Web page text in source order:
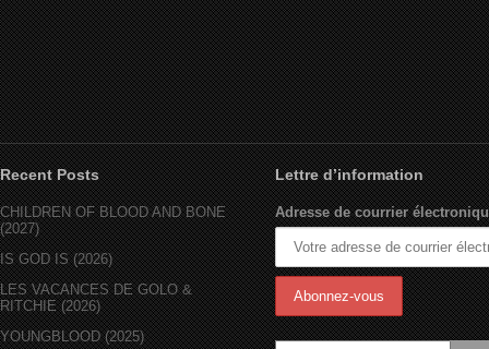
Recent Posts
CHILDREN OF BLOOD AND BONE
(2027)
IS GOD IS (2026)
LES VACANCES DE GOLO &
RITCHIE (2026)
YOUNGBLOOD (2025)
Lettre d’information
Adresse de courrier